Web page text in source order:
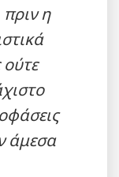
η
άμεσα